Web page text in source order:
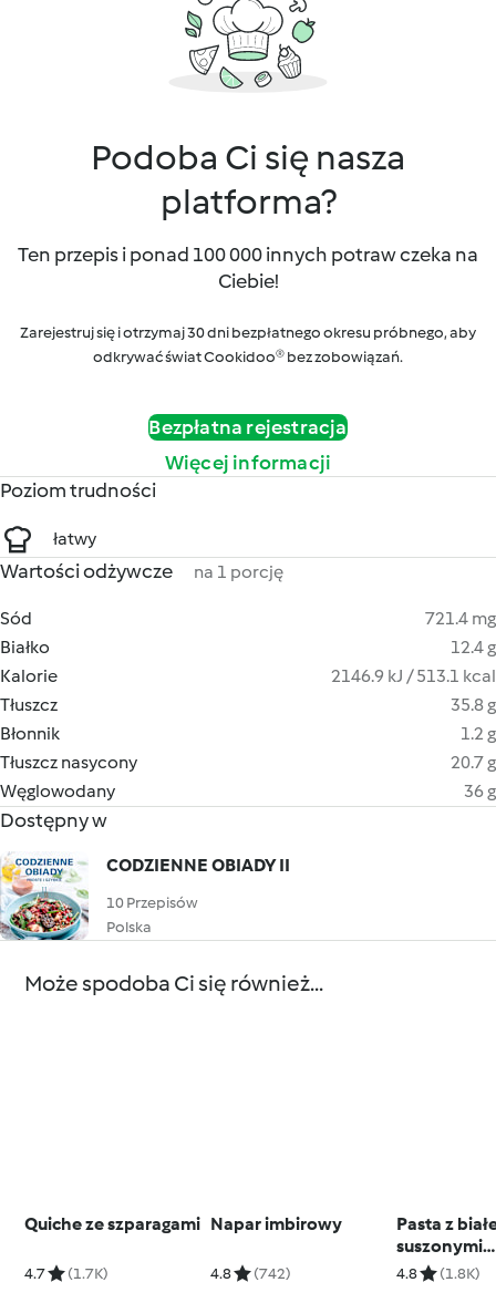
Podoba Ci się nasza
platforma?
Ten przepis i ponad 100 000 innych potraw czeka na
Ciebie!
Zarejestruj się i otrzymaj 30 dni bezpłatnego okresu próbnego, aby
odkrywać świat Cookidoo® bez zobowiązań.
Bezpłatna rejestracja
Więcej informacji
Poziom trudności
łatwy
Wartości odżywcze na 1 porcję
Sód
721.4 mg
Białko
12.4 g
Kalorie
2146.9 kJ / 513.1 kcal
Tłuszcz
35.8 g
Błonnik
1.2 g
Tłuszcz nasycony
20.7 g
Węglowodany
36 g
Dostępny w
CODZIENNE OBIADY II
10 Przepisów
Polska
Może spodoba Ci się również...
Quiche ze szparagami
4.7 (1.7K)
Napar imbirowy
4.8 (742)
Pasta z
suszonymi
4.8 (1.8K)